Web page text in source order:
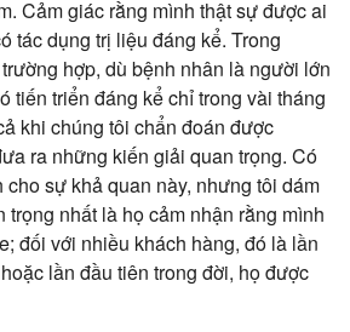
Cảm giác rằng mình thật sự được ai
tác dụng trị liệu đáng kể. Trong
hợp, dù bệnh nhân là người lớn
tiến triển đáng kể chỉ trong vài tháng
khi chúng tôi chẩn đoán được
ra những kiến giải quan trọng. Có
sự khả quan này, nhưng tôi dám
trọng nhất là họ cảm nhận rằng mình
đối với nhiều khách hàng, đó là lần
lần đầu tiên trong đời, họ được